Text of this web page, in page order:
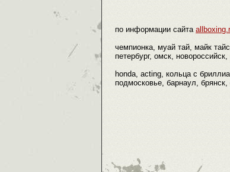
по информации сайта
чемпионка, муай тай, майк
петербург, омск,
honda, acting, кольца с
подмосковье, барнаул,